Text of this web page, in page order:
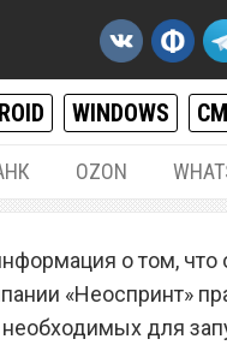
WINDOWS
OZON
о том, что
«Неоспринт»
для